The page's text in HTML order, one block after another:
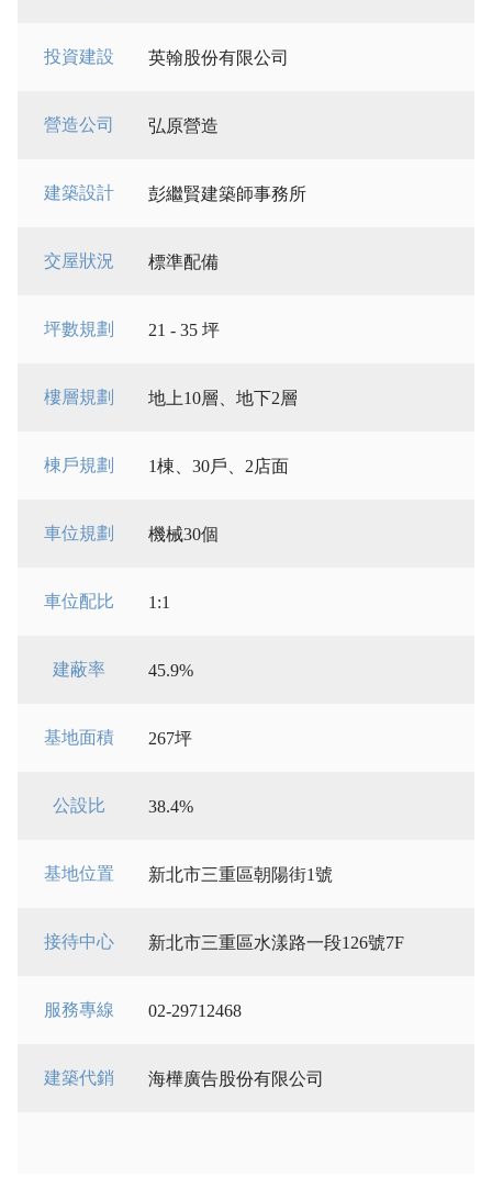
投資建設 英翰股份有限公司
營造公司 弘原營造
建築設計 彭繼賢建築師事務所
交屋狀況 標準配備
坪數規劃 21 - 35 坪
樓層規劃 地上10層、地下2層
棟戶規劃 1棟、30戶、2店面
車位規劃 機械30個
車位配比 1:1
建蔽率 45.9%
基地面積 267坪
公設比 38.4%
基地位置 新北市三重區朝陽街1號
接待中心 新北市三重區水漾路一段126號7F
服務專線 02-29712468
建築代銷 海樺廣告股份有限公司